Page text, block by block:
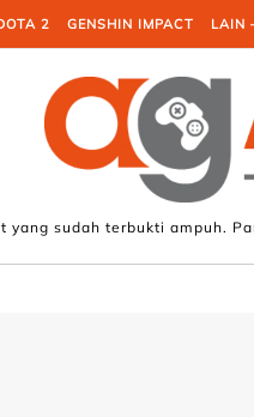
2 GENSHIN IMPACT LAIN
yang sudah terbukti ampuh.